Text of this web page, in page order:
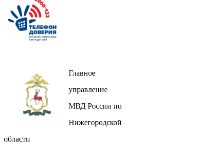
Главное
управление
МВД России по
Нижегородской
области